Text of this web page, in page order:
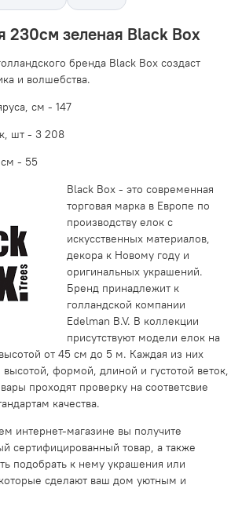
230см зеленая Black Box
бренда Black Box создаст
и волшебства.
см - 147
шт - 3 208
- 55
Black Box - это современная
торговая марка в Европе по
производству елок с
искусственных материалов,
декора к Новому году и
оригинальных украшений.
Бренд принадлежит к
голландской компании
Edelman B.V. В коллекции
присутствуют модели елок на
от 45 см до 5 м. Каждая из них
высотой, формой, длиной и густотой веток,
проходят проверку на соответсвие
качества.
интернет-магазине вы получите
сертифицированный товар, а также
подобрать к нему украшения или
сделают ваш дом уютным и